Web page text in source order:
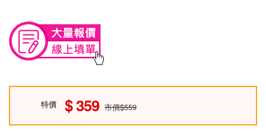
特價 359 市價$559